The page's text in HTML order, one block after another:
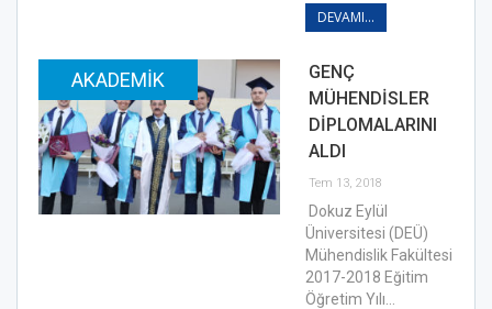
DEVAMI...
AKADEMIK
GENÇ
MÜHENDİSLER
DİPLOMALARINI
ALDI
Tem 13, 2018
Dokuz Eylül
Üniversitesi (DEÜ)
Mühendislik Fakültesi
2017-2018 Eğitim
Öğretim Yılı…